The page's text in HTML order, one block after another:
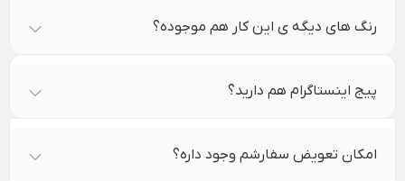
رنگ های دیگه ی این کار هم موجوده؟
پیج اینستاگرام هم دارید؟
امکان تعویض سفارشم وجود داره؟